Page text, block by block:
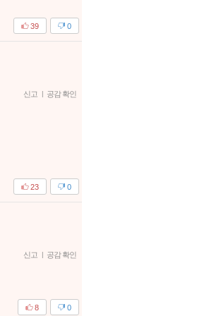
0
39
신고 | 공감 확인
0
23
신고 | 공감 확인
0
8